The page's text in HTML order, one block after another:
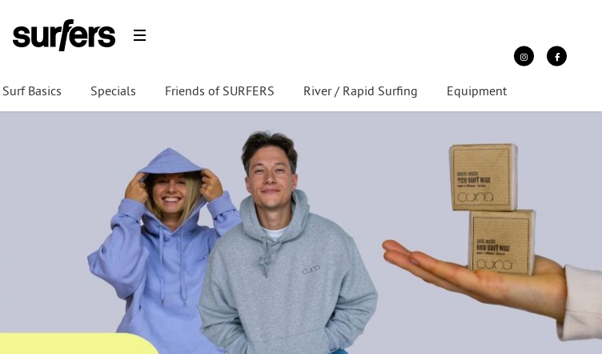
Surf Basics Specials Friends of SURFERS River / Rapid Surfing Equipment